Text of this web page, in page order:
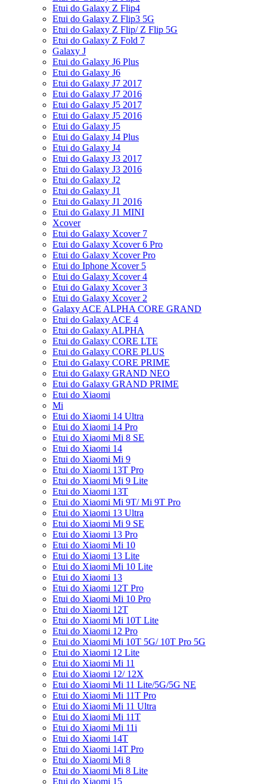
Etui do Galaxy Z Flip4
Etui do Galaxy Z Flip3 5G
Etui do Galaxy Z Flip/ Z Flip 5G
Etui do Galaxy Z Fold 7
Galaxy J
Etui do Galaxy J6 Plus
Etui do Galaxy J6
Etui do Galaxy J7 2017
Etui do Galaxy J7 2016
Etui do Galaxy J5 2017
Etui do Galaxy J5 2016
Etui do Galaxy J5
Etui do Galaxy J4 Plus
Etui do Galaxy J4
Etui do Galaxy J3 2017
Etui do Galaxy J3 2016
Etui do Galaxy J2
Etui do Galaxy J1
Etui do Galaxy J1 2016
Etui do Galaxy J1 MINI
Xcover
Etui do Galaxy Xcover 7
Etui do Galaxy Xcover 6 Pro
Etui do Galaxy Xcover Pro
Etui do Iphone Xcover 5
Etui do Galaxy Xcover 4
Etui do Galaxy Xcover 3
Etui do Galaxy Xcover 2
Galaxy ACE ALPHA CORE GRAND
Etui do Galaxy ACE 4
Etui do Galaxy ALPHA
Etui do Galaxy CORE LTE
Etui do Galaxy CORE PLUS
Etui do Galaxy CORE PRIME
Etui do Galaxy GRAND NEO
Etui do Galaxy GRAND PRIME
Etui do Xiaomi
Mi
Etui do Xiaomi 14 Ultra
Etui do Xiaomi 14 Pro
Etui do Xiaomi Mi 8 SE
Etui do Xiaomi 14
Etui do Xiaomi Mi 9
Etui do Xiaomi 13T Pro
Etui do Xiaomi Mi 9 Lite
Etui do Xiaomi 13T
Etui do Xiaomi Mi 9T/ Mi 9T Pro
Etui do Xiaomi 13 Ultra
Etui do Xiaomi Mi 9 SE
Etui do Xiaomi 13 Pro
Etui do Xiaomi Mi 10
Etui do Xiaomi 13 Lite
Etui do Xiaomi Mi 10 Lite
Etui do Xiaomi 13
Etui do Xiaomi 12T Pro
Etui do Xiaomi Mi 10 Pro
Etui do Xiaomi 12T
Etui do Xiaomi Mi 10T Lite
Etui do Xiaomi 12 Pro
Etui do Xiaomi Mi 10T 5G/ 10T Pro 5G
Etui do Xiaomi 12 Lite
Etui do Xiaomi Mi 11
Etui do Xiaomi 12/ 12X
Etui do Xiaomi Mi 11 Lite/5G/5G NE
Etui do Xiaomi Mi 11T Pro
Etui do Xiaomi Mi 11 Ultra
Etui do Xiaomi Mi 11T
Etui do Xiaomi Mi 11i
Etui do Xiaomi 14T
Etui do Xiaomi 14T Pro
Etui do Xiaomi Mi 8
Etui do Xiaomi Mi 8 Lite
Etui do Xiaomi 15